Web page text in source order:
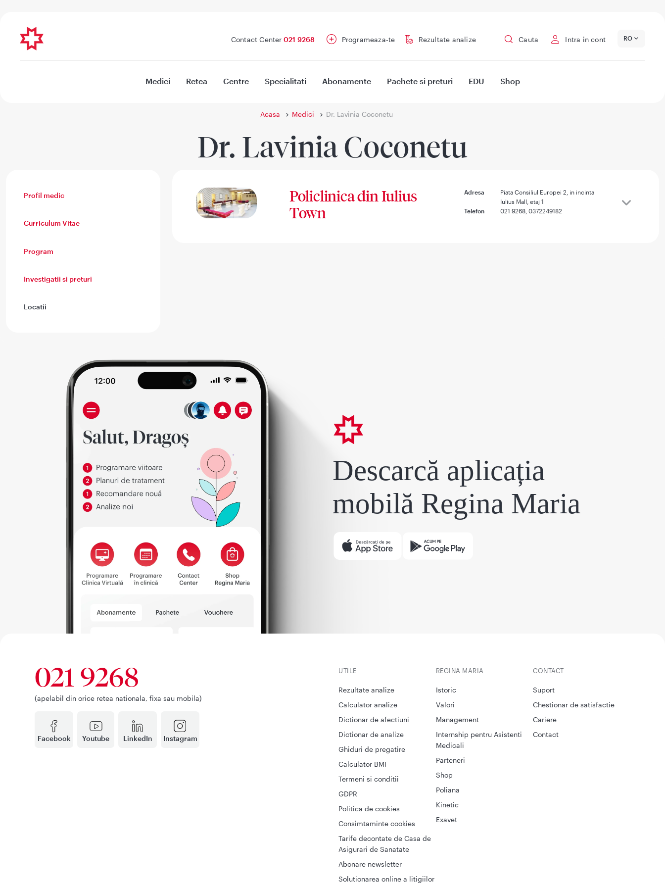
Contact Center 021 9268 Programeaza-te Rezultate analize Cauta Intra in cont RO
Medici Retea Centre Specialitati Abonamente Pachete si preturi EDU Shop
Acasa Medici Dr. Lavinia Coconetu
Dr. Lavinia Coconetu
Profil medic
Curriculum Vitae
Program
Investigatii si preturi
Locatii
Policlinica din Iulius
Town
Adresa
Piata Consiliul Europei 2, in incinta
Iulius Mall, etaj 1
Telefon
021 9268, 0372249182
Descarcă aplicația
mobilă Regina Maria
Facebook Youtube LinkedIn Instagram
021 9268
(apelabil din orice retea nationala, fixa sau mobila)
UTILE
Rezultate analize
Calculator analize
Dictionar de afectiuni
Dictionar de analize
Ghiduri de pregatire
Calculator BMI
Termeni si conditii
GDPR
Politica de cookies
Consimtaminte cookies
Tarife decontate de Casa de
Asigurari de Sanatate
Abonare newsletter
Solutionarea online a litigiilor
CONTACT
Suport
Chestionar de satisfactie
Cariere
Contact
REGINA MARIA
Istoric
Valori
Management
Internship pentru Asistenti
Medicali
Parteneri
Shop
Poliana
Kinetic
Exavet